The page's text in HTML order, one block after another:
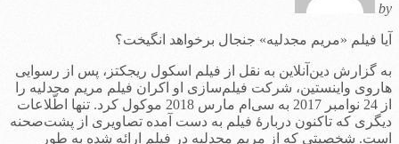
by
آیا فیلم «مریم مجدلیه» جنجال برخواهد انگیخت؟
به گزارش دین‌آنلاین به نقل از فیلم اسکول ریجکتز، پس از رسوایی
هاروی واینستین، شرکت فیلم‌سازی او اکران فیلم مریم مجدلیه را
از 24 نوامبر 2017 به سی‌ام مارس 2018 موکول کرد. تنها اطّلاعات
دیگری که تاکنون دربارۀ فیلم به دست آمده تصاویری از پشت‌صحنه
است. شخصیتی که از مریم مجدلیه در فیلم ارائه شده به طور